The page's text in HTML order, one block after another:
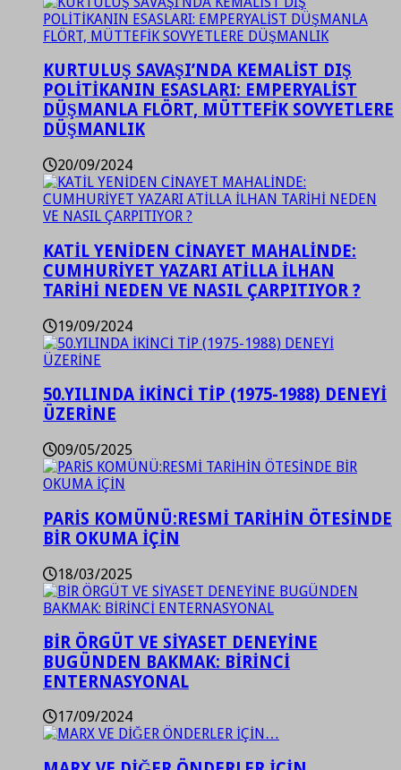
KURTULUŞ SAVAŞI’NDA KEMALİST DIŞ
POLİTİKANIN ESASLARI: EMPERYALİST
DÜŞMANLA FLÖRT, MÜTTEFİK SOVYETLERE
DÜŞMANLIK
20/09/2024
KATİL YENİDEN CİNAYET MAHALİNDE:
CUMHURİYET YAZARI ATİLLA İLHAN
TARİHİ NEDEN VE NASIL ÇARPITIYOR ?
19/09/2024
50.YILINDA İKİNCİ TİP (1975-1988) DENEYİ
ÜZERİNE
09/05/2025
PARİS KOMÜNÜ:RESMİ TARİHİN ÖTESİNDE
BİR OKUMA İÇİN
18/03/2025
BİR ÖRGÜT VE SİYASET DENEYİNE
BUGÜNDEN BAKMAK: BİRİNCİ
ENTERNASYONAL
17/09/2024